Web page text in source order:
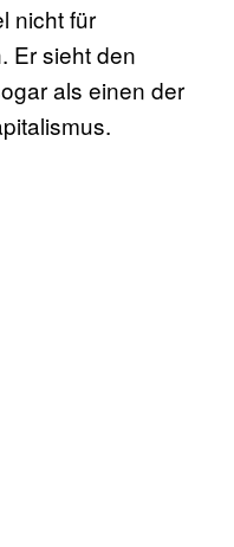
nicht für
Er sieht den
als einen der